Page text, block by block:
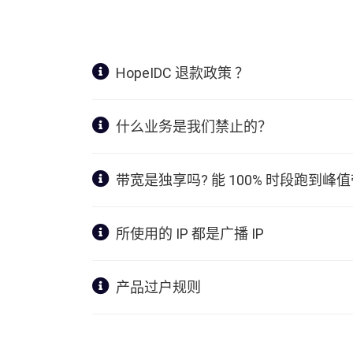
HopeIDC 退款政策 ？
什么业务是我们禁止的？
带宽是独享吗? 能 100% 时段跑到峰值
所使用的 IP 都是广播 IP
产品过户规则